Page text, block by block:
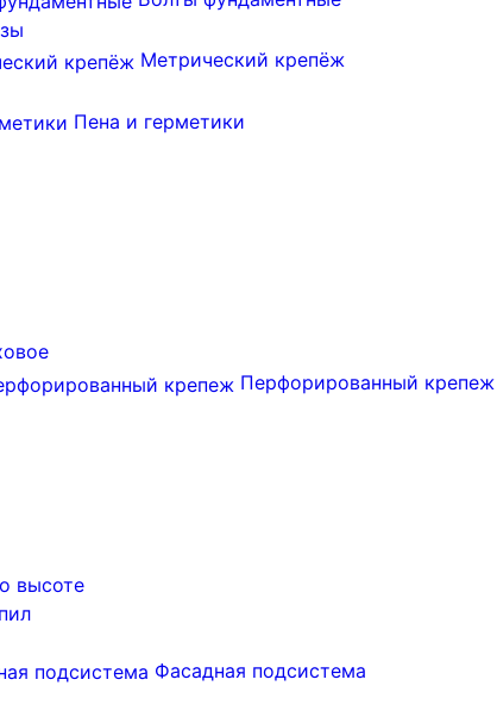
Метрический крепёж
Пена и герметики
Перфорированный крепеж
высоте
Фасадная подсистема